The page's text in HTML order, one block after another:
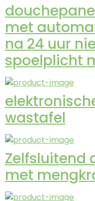
met
na 24 uur
spoelplicht
wastafel
Zelfsluitend
met